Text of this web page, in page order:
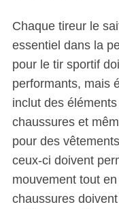
Chaque tireur le
essentiel dans la
pour le tir sportif
performants, mais
inclut des
chaussures et
pour des
ceux-ci doivent
mouvement tout
chaussures